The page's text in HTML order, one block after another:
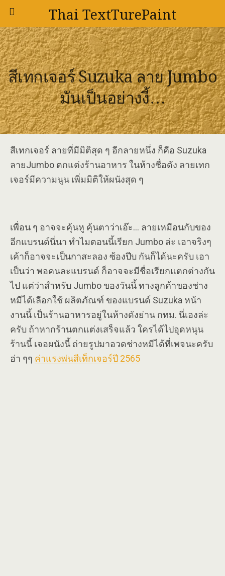
Thai TextTurePaint
สีเทกเจอร์ Suzuka ลาย Jumbo
มันเป็นอย่างงี้…
สีเทกเจอร์ ลายที่มีมิติสุด ๆ อีกลายหนึ่ง ก็คือ Suzuka
ลายJumbo ตกแต่งร้านอาหาร ในห้างชื่อดัง ลายเทก
เจอร์มีความนูน เพิ่มมิติให้ผนังสุด ๆ
เพื่อน ๆ อาจจะคุ้นหู คุ้นตาว่าเอ๊ะ… ลายเหมือนกับของ
อีกแบรนด์นี่นา ทำไมตอนนี้เรียก Jumbo ล่ะ เอาจริงๆ
เค้าก็อาจจะเป็นกาสะลอง ซ้องปีบ กันก็ได้นะครับ เอา
เป็นว่า พอคนละแบรนด์ ก็อาจจะมีชื่อเรียกแตกต่างกัน
ไป แต่ว่าสำหรับ Jumbo ของวันนี้ ทางลูกค้าของช่าง
หมีได้เลือกใช้ ผลิตภัณฑ์ ของแบรนด์ Suzuka หน้า
งานนี้ เป็นร้านอาหารอยู่ในห้างดังย่าน กทม. นี่เองล่ะ
ครับ ถ้าหากร้านตกแต่งเสร็จแล้ว ใครได้ไปอุดหนุน
ร้านนี้ เจอผนังนี้ ถ่ายรูปมาอวดช่างหมีได้ที่เพจนะครับ
ฮ่า ๆๆ ค่าแรงพ่นสีเท็กเจอร์ปี 2565